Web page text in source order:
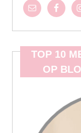
TOP 10
OP